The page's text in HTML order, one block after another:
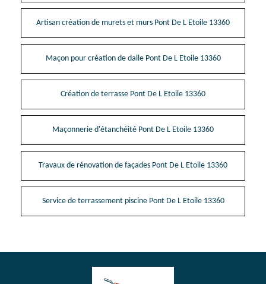
Artisan création de murets et murs Pont De L Etoile 13360
Maçon pour création de dalle Pont De L Etoile 13360
Création de terrasse Pont De L Etoile 13360
Maçonnerie d'étanchéité Pont De L Etoile 13360
Travaux de rénovation de façades Pont De L Etoile 13360
Service de terrassement piscine Pont De L Etoile 13360